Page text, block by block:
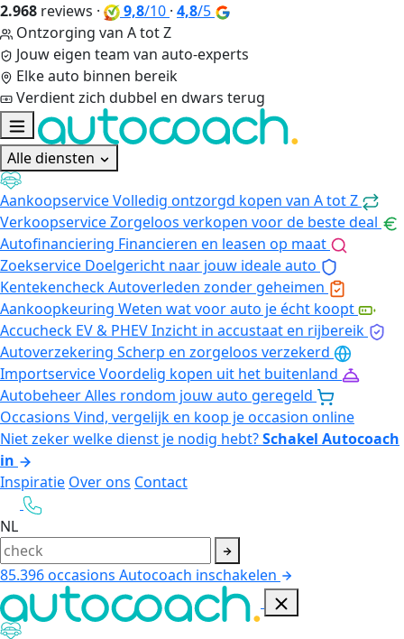
2.968 reviews · 9,8/10 · 4,8/5
Ontzorging van A tot Z
Jouw eigen team van auto-experts
Elke auto binnen bereik
Verdient zich dubbel en dwars terug
Alle diensten
AankoopserviceVolledig ontzorgd kopen van A tot Z
VerkoopserviceZorgeloos verkopen voor de beste deal
Autofinanciering Financieren en leasen op maat
Zoekservice Doelgericht naar jouw ideale auto
KentekencheckAutoverleden zonder geheimen
Aankoopkeuring Weten wat voor auto je écht koopt
Accucheck EV & PHEVInzicht in accustaat en rijbereik
Autoverzekering Scherp en zorgeloos verzekerd
ImportserviceVoordelig kopen uit het buitenland
AutobeheerAlles rondom jouw auto geregeld
Occasions Vind, vergelijk en koop je occasion online
Niet zeker welke dienst je nodig hebt?Schakel Autocoach
in
Inspiratie Over ons Contact
NL
85.396occasions Autocoach inschakelen